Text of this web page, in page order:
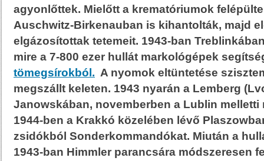
agyonlőttek. Mielőtt a krematóriumok
Auschwitz-Birkenauban is kihantolták, majd
elgázosítottak tetemeit. 1943-ban
mire a 7-800 ezer hullát markológépek
tömegsírokból. A nyomok eltüntetése
megszállt keleten. 1943 nyarán a Lemberg
Janowskában, novemberben a Lublin melletti
1944-ben a Krakkó közelében lévő
zsidókból Sonderkommandókat. Miután a
1943-ban Himmler parancsára módszeresen